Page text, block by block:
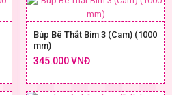
Búp Bê Thắt Bím 3 (Cam) (1000
mm)
345.000 VNĐ